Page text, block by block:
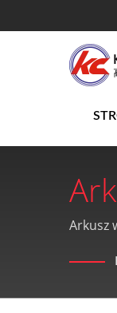
Arkusz